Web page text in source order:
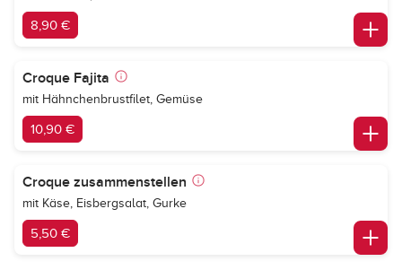
8,90 €
Croque Fajita
mit Hähnchenbrustfilet, Gemüse
10,90 €
Croque zusammenstellen
mit Käse, Eisbergsalat, Gurke
5,50 €